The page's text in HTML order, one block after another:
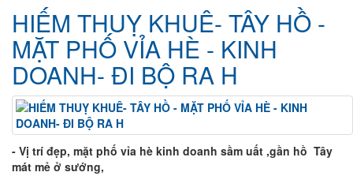
HIẾM THUỴ KHUÊ- TÂY HỒ -
MẶT PHỐ VỈA HÈ - KINH
DOANH- ĐI BỘ RA H
- Vị trí đẹp, mặt phố vỉa hè kinh doanh sầm uất ,gần hồ Tây
mát mẻ ở sướng,